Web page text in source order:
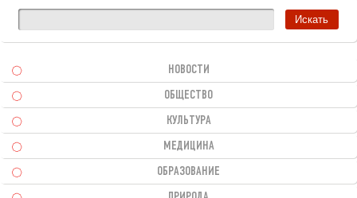
НОВОСТИ
ОБЩЕСТВО
КУЛЬТУРА
МЕДИЦИНА
ОБРАЗОВАНИЕ